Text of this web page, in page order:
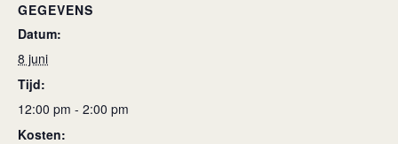
GEGEVENS
Datum:
8 juni
Tijd:
12:00 pm - 2:00 pm
Kosten: